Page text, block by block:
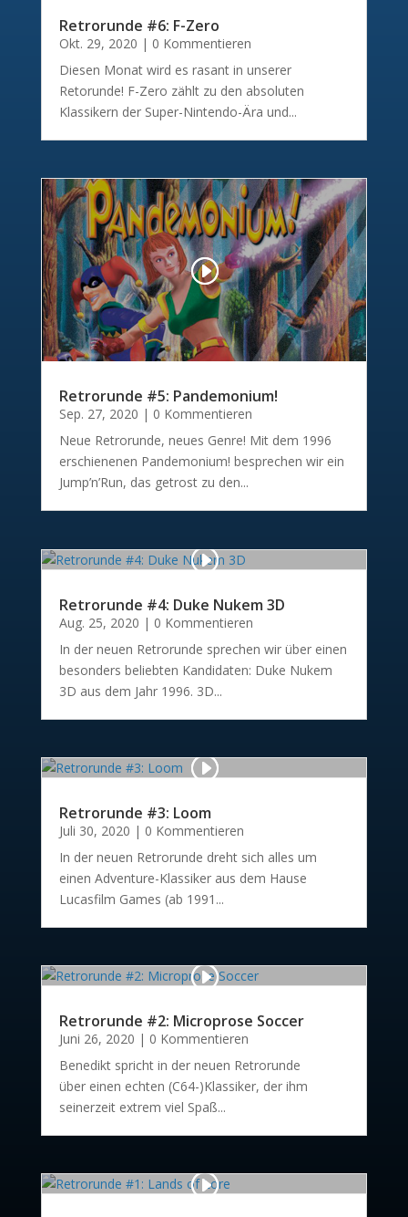
Retrorunde #6: F-Zero
Okt. 29, 2020 | 0 Kommentieren
Diesen Monat wird es rasant in unserer
Retorunde! F-Zero zählt zu den absoluten
Klassikern der Super-Nintendo-Ära und...
Retrorunde #5: Pandemonium!
Sep. 27, 2020 | 0 Kommentieren
Neue Retrorunde, neues Genre! Mit dem 1996
erschienenen Pandemonium! besprechen wir ein
Jump’n’Run, das getrost zu den...
Retrorunde #4: Duke Nukem 3D
Aug. 25, 2020 | 0 Kommentieren
In der neuen Retrorunde sprechen wir über einen
besonders beliebten Kandidaten: Duke Nukem
3D aus dem Jahr 1996. 3D...
Retrorunde #3: Loom
Juli 30, 2020 | 0 Kommentieren
In der neuen Retrorunde dreht sich alles um
einen Adventure-Klassiker aus dem Hause
Lucasfilm Games (ab 1991...
Retrorunde #2: Microprose Soccer
Juni 26, 2020 | 0 Kommentieren
Benedikt spricht in der neuen Retrorunde
über einen echten (C64-)Klassiker, der ihm
seinerzeit extrem viel Spaß...